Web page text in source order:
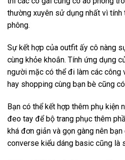
thường xuyên sử dụng nhất vì tính
phông.
Sự kết hợp của outfit ấy cô nàng
cùng khỏe khoắn. Tính ứng dụng
người mặc có thể đi làm các công
hay shopping cùng bạn bè cũng
Bạn có thể kết hợp thêm phụ kiện
đeo tay để bộ trang phục thêm
khá đơn giản và gọn gàng nên
converse kiểu dáng basic cũng là